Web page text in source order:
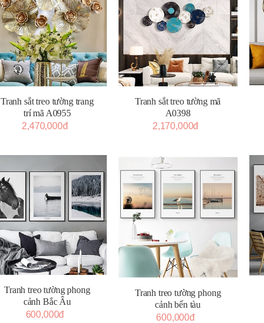
Tranh sắt treo tường trang
trí mã A0955
2,470,000đ
Tranh sắt treo tường mã
A0398
2,170,000đ
Tranh treo tường phong
cảnh Bắc Âu
600,000đ
Tranh treo tường phong
cảnh bến tàu
600,000đ